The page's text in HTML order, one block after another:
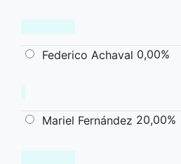
Federico Achaval 0,00%
Mariel Fernández 20,00%